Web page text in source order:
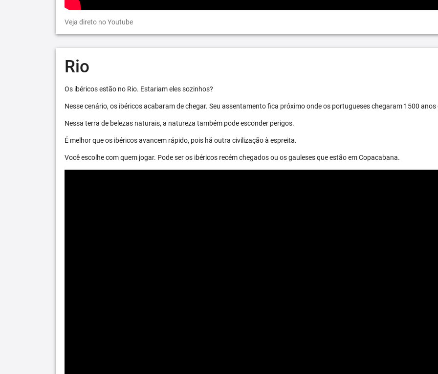
Veja direto no Youtube
Rio
Os ibéricos estão no Rio. Estariam eles sozinhos?
Nesse cenário, os ibéricos acabaram de chegar. Seu assentamento fica próximo onde os portugueses chegaram 1500 anos
Nessa terra de belezas naturais, a natureza também pode esconder perigos.
É melhor que os ibéricos avancem rápido, pois há outra civilização à espreita.
Você escolhe com quem jogar. Pode ser os ibéricos recém chegados ou os gauleses que estão em Copacabana.